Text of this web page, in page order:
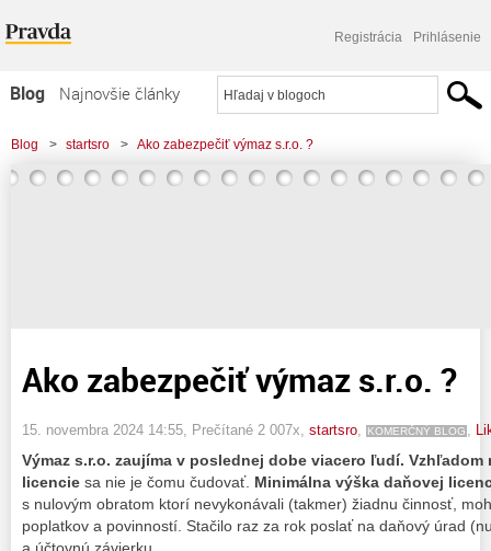
Registrácia Prihlásenie
Blog
Najnovšie články
Najčítanejšie články
Najkomentovanejšie články
Blog > startsro > Ako zabezpečiť výmaz s.r.o. ?
Ako zabezpečiť výmaz s.r.o. ?
15. novembra 2024 14:55 , Prečítané 2 007x, startsro KOMERČNÝ BLOG
Výmaz s.r.o. zaujíma v poslednej dobe viacero ľudí. Vzhľadom
licencie sa nie je čomu čudovať. Minimálna výška daňovej
s nulovým obratom ktorí nevykonávali (takmer) žiadnu činnosť,
poplatkov a povinností. Stačilo raz za rok poslať na daňový úrad
a účtovnú závierku.